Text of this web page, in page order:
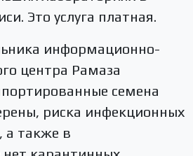
Это услуга платная.
информационно-
центра Рамаза
семена
риска инфекционных
а также в